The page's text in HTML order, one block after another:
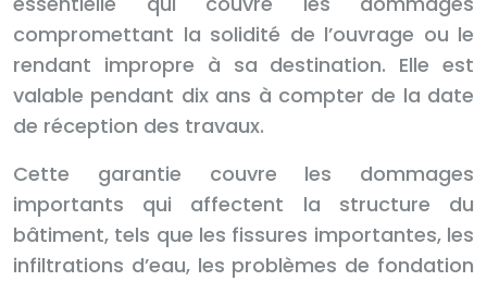
compromettant la solidité de l’ouvrage ou le
rendant impropre à sa destination. Elle est
valable pendant dix ans à compter de la date
de réception des travaux.
Cette garantie couvre les dommages
importants qui affectent la structure du
bâtiment, tels que les fissures importantes, les
infiltrations d’eau, les problèmes de fondation